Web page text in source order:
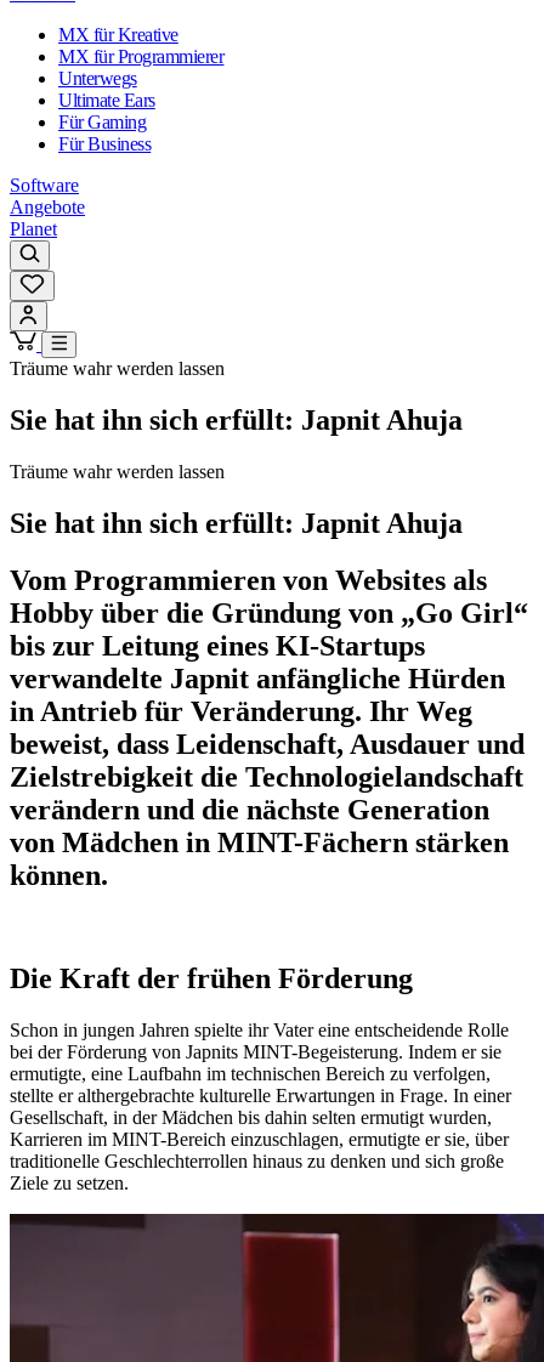
MX für Kreative
MX für Programmierer
Unterwegs
Ultimate Ears
Für Gaming
Für Business
Software
Angebote
Planet
Träume wahr werden lassen
Sie hat ihn sich erfüllt: Japnit Ahuja
Träume wahr werden lassen
Sie hat ihn sich erfüllt: Japnit Ahuja
Vom Programmieren von Websites als
Hobby über die Gründung von „Go Girl“
bis zur Leitung eines KI-Startups
verwandelte Japnit anfängliche Hürden
in Antrieb für Veränderung. Ihr Weg
beweist, dass Leidenschaft, Ausdauer und
Zielstrebigkeit die Technologielandschaft
verändern und die nächste Generation
von Mädchen in MINT-Fächern stärken
können.
Die Kraft der frühen Förderung
Schon in jungen Jahren spielte ihr Vater eine entscheidende Rolle
bei der Förderung von Japnits MINT-Begeisterung. Indem er sie
ermutigte, eine Laufbahn im technischen Bereich zu verfolgen,
stellte er althergebrachte kulturelle Erwartungen in Frage. In einer
Gesellschaft, in der Mädchen bis dahin selten ermutigt wurden,
Karrieren im MINT-Bereich einzuschlagen, ermutigte er sie, über
traditionelle Geschlechterrollen hinaus zu denken und sich große
Ziele zu setzen.